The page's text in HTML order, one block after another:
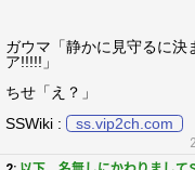
ガウマ「静かに見守るに決
ア!!!!!」
ちせ「え？」
SSWiki :
ss.vip2ch.com